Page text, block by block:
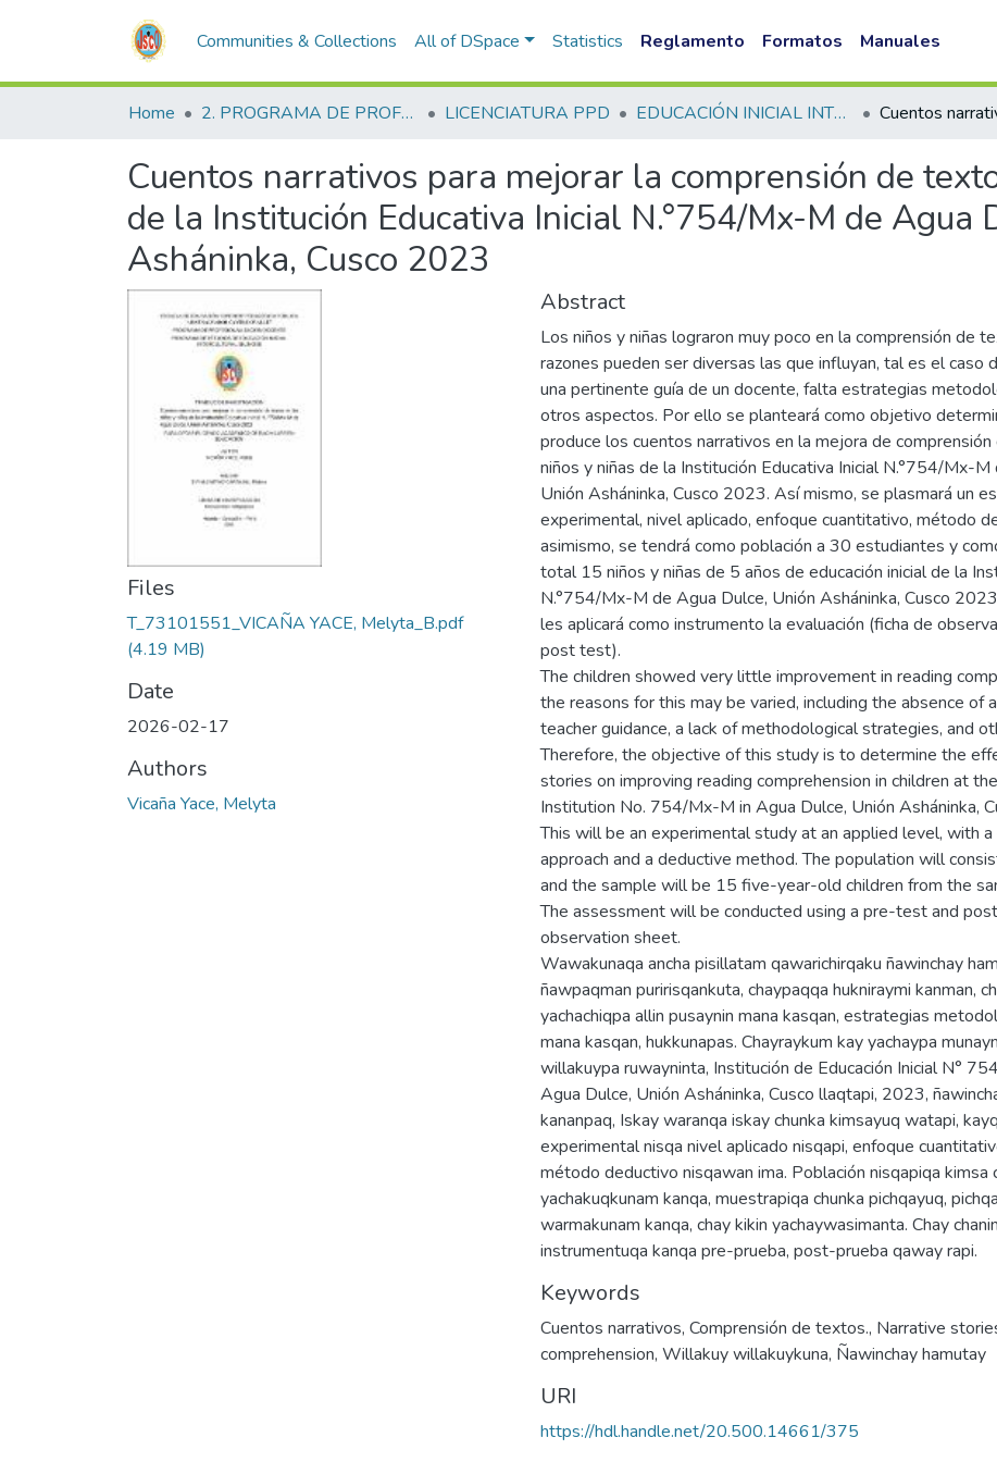
Communities & Collections All of DSpace Statistics Reglamento Formatos Manuales
Home 2. PROGRAMA DE PROFESIONALIZACIÓN DOCENTE LICENCIATURA PPD EDUCACIÓN INICIAL INTERCULTURAL BILINGUE PPD
Cuentos narrativos para mejorar la comprensión de
de la Institución Educativa Inicial N.°754/Mx-M de Agua
Asháninka, Cusco 2023
Files
T_73101551_VICAÑA YACE, Melyta_B.pdf
(4.19 MB)
Date
2026-02-17
Authors
Vicaña Yace, Melyta
Abstract
Los niños y niñas lograron muy poco en la comprensión de
razones pueden ser diversas las que influyan, tal es el caso
una pertinente guía de un docente, falta estrategias
otros aspectos. Por ello se planteará como objetivo
produce los cuentos narrativos en la mejora de
niños y niñas de la Institución Educativa Inicial N.°754/Mx-M
Unión Asháninka, Cusco 2023. Así mismo, se plasmará un
experimental, nivel aplicado, enfoque cuantitativo, método
asimismo, se tendrá como población a 30 estudiantes y
total 15 niños y niñas de 5 años de educación inicial de la
N.°754/Mx-M de Agua Dulce, Unión Asháninka, Cusco
les aplicará como instrumento la evaluación (ficha de
post test).
The children showed very little improvement in reading
the reasons for this may be varied, including the absence of
teacher guidance, a lack of methodological strategies, and
Therefore, the objective of this study is to determine the
stories on improving reading comprehension in children at
Institution No. 754/Mx-M in Agua Dulce, Unión Asháninka,
This will be an experimental study at an applied level, with
approach and a deductive method. The population will
and the sample will be 15 five-year-old children from the
The assessment will be conducted using a pre-test and
observation sheet.
Wawakunaqa ancha pisillatam qawarichirqaku ñawinchay
ñawpaqman puririsqankuta, chaypaqqa hukniraymi kanman,
yachachiqpa allin pusaynin mana kasqan, estrategias
mana kasqan, hukkunapas. Chayraykum kay yachaypa
willakuypa ruwayninta, Institución de Educación Inicial N°
Agua Dulce, Unión Asháninka, Cusco llaqtapi, 2023,
kananpaq, Iskay waranqa iskay chunka kimsayuq watapi,
experimental nisqa nivel aplicado nisqapi, enfoque
método deductivo nisqawan ima. Población nisqapiqa kimsa
yachakuqkunam kanqa, muestrapiqa chunka pichqayuq,
warmakunam kanqa, chay kikin yachaywasimanta. Chay
instrumentuqa kanqa pre-prueba, post-prueba qaway rapi.
Keywords
Cuentos narrativos, Comprensión de textos., Narrative
comprehension, Willakuy willakuykuna, Ñawinchay hamutay
URI
https://hdl.handle.net/20.500.14661/375